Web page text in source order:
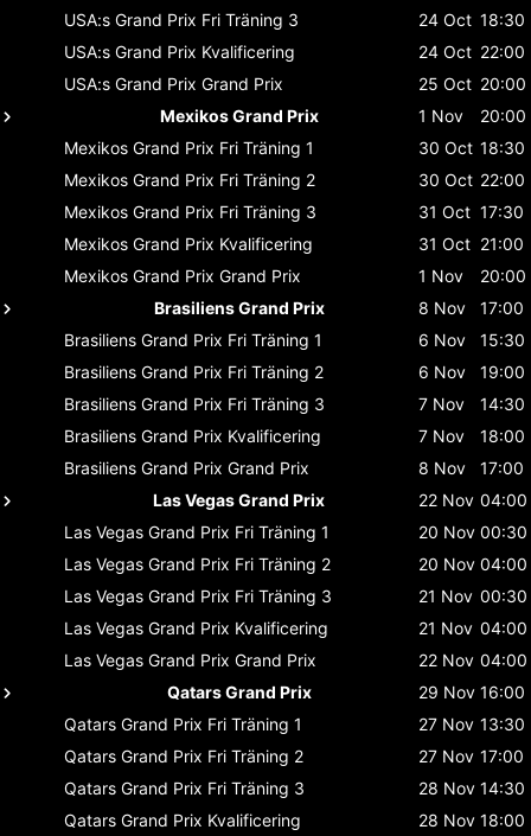
USA:s Grand Prix Fri Träning 3 24 Oct 18:30
USA:s Grand Prix Kvalificering 24 Oct 22:00
USA:s Grand Prix Grand Prix 25 Oct 20:00
Mexikos Grand Prix
1 Nov
20:00
Mexikos Grand Prix Fri Träning 1 30 Oct 18:30
Mexikos Grand Prix Fri Träning 2 30 Oct 22:00
Mexikos Grand Prix Fri Träning 3 31 Oct 17:30
Mexikos Grand Prix Kvalificering 31 Oct 21:00
Mexikos Grand Prix Grand Prix 1 Nov
20:00
Brasiliens Grand Prix
8 Nov
17:00
Brasiliens Grand Prix Fri Träning 1 6 Nov
15:30
Brasiliens Grand Prix Fri Träning 2 6 Nov
19:00
Brasiliens Grand Prix Fri Träning 3 7 Nov
14:30
Brasiliens Grand Prix Kvalificering 7 Nov
18:00
Brasiliens Grand Prix Grand Prix 8 Nov
17:00
Las Vegas Grand Prix
22 Nov 04:00
Las Vegas Grand Prix Fri Träning 1 20 Nov 00:30
Las Vegas Grand Prix Fri Träning 2 20 Nov 04:00
Las Vegas Grand Prix Fri Träning 3 21 Nov 00:30
Las Vegas Grand Prix Kvalificering 21 Nov 04:00
Las Vegas Grand Prix Grand Prix 22 Nov 04:00
Qatars Grand Prix
29 Nov 16:00
Qatars Grand Prix Fri Träning 1 27 Nov 13:30
Qatars Grand Prix Fri Träning 2 27 Nov 17:00
Qatars Grand Prix Fri Träning 3 28 Nov 14:30
Qatars Grand Prix Kvalificering 28 Nov 18:00